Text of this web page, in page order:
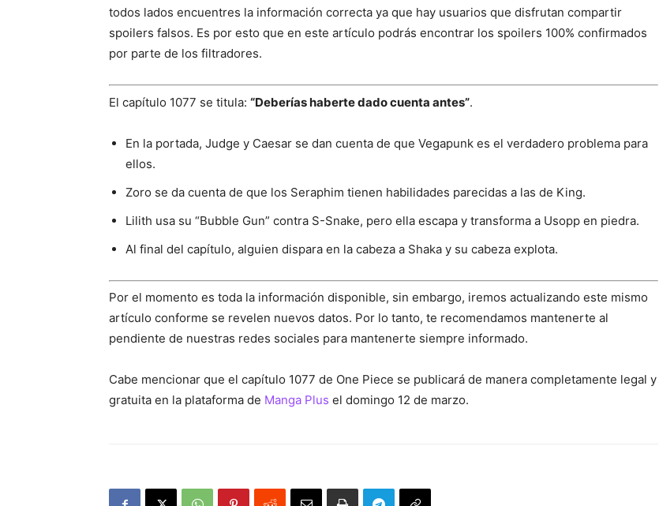
todos lados encuentres la información correcta ya que hay usuarios que disfrutan compartir
spoilers falsos. Es por esto que en este artículo podrás encontrar los spoilers 100% confirmados
por parte de los filtradores.
El capítulo 1077 se titula: “Deberías haberte dado cuenta antes”.
En la portada, Judge y Caesar se dan cuenta de que Vegapunk es el verdadero problema para
ellos.
Zoro se da cuenta de que los Seraphim tienen habilidades parecidas a las de King.
Lilith usa su “Bubble Gun” contra S-Snake, pero ella escapa y transforma a Usopp en piedra.
Al final del capítulo, alguien dispara en la cabeza a Shaka y su cabeza explota.
Por el momento es toda la información disponible, sin embargo, iremos actualizando este mismo
artículo conforme se revelen nuevos datos. Por lo tanto, te recomendamos mantenerte al
pendiente de nuestras redes sociales para mantenerte siempre informado.
Cabe mencionar que el capítulo 1077 de One Piece se publicará de manera completamente legal y
gratuita en la plataforma de Manga Plus el domingo 12 de marzo.